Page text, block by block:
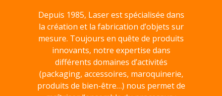
Depuis 1985, Laser est spécialisée dans
la création et la fabrication d’objets sur
mesure. Toujours en quête de produits
innovants, notre expertise dans
différents domaines d’activités
(packaging, accessoires, maroquinerie,
produits de bien-être…) nous permet de